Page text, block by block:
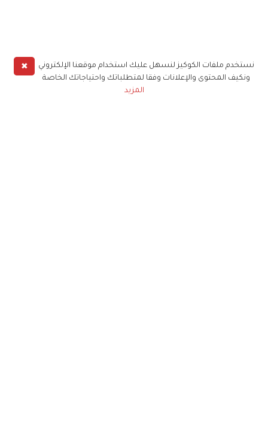
✖
نستخدم ملفات الكوكيز لنسهل عليك استخدام موقعنا الإلكتروني
ونكيف المحتوى والإعلانات وفقا لمتطلباتك واحتياجاتك الخاصة
المزيد